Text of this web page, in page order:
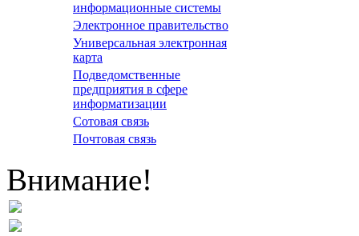
информационные системы
Электронное правительство
Универсальная электронная
карта
Подведомственные
предприятия в сфере
информатизации
Сотовая связь
Почтовая связь
Внимание!